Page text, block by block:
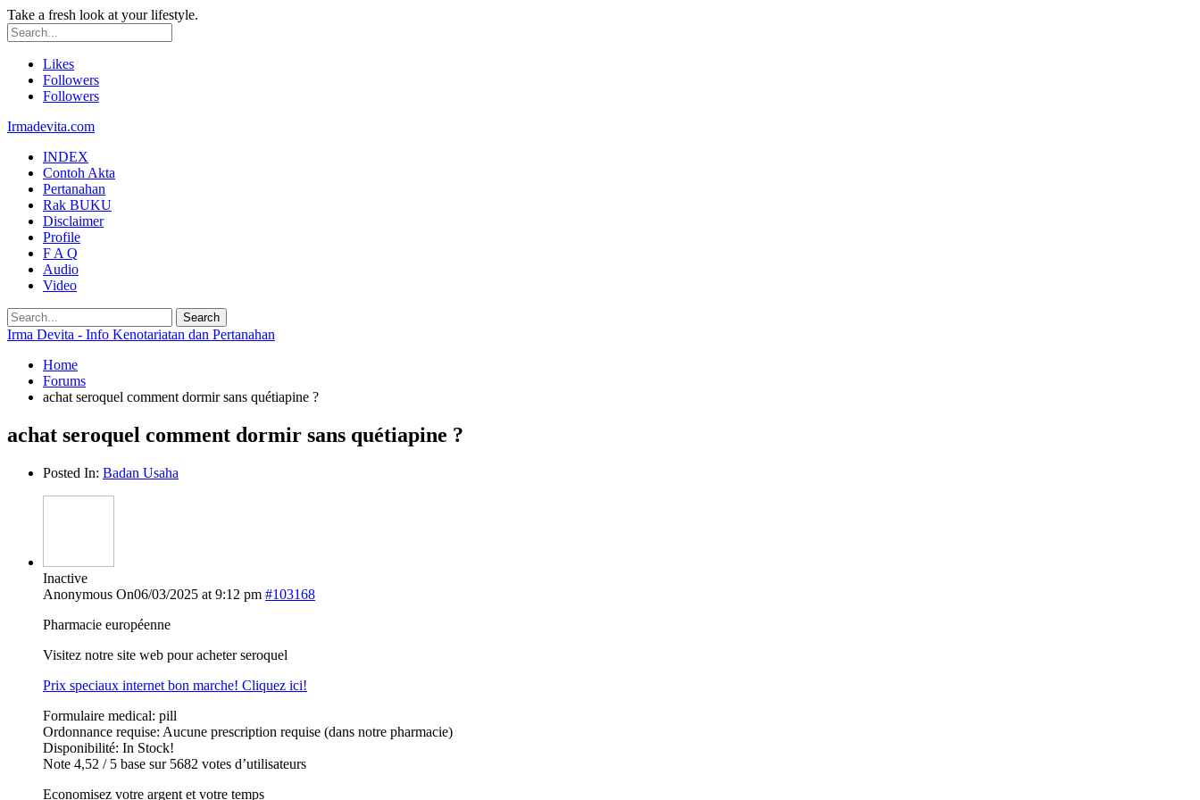
Take a fresh look at your lifestyle.
Likes
Followers
Followers
Irmadevita.com
INDEX
Contoh Akta
Pertanahan
Rak BUKU
Disclaimer
Profile
F A Q
Audio
Video
Irma Devita - Info Kenotariatan dan Pertanahan
Home
Forums
achat seroquel comment dormir sans quétiapine ?
achat seroquel comment dormir sans quétiapine ?
Posted In: Badan Usaha
Inactive
Anonymous On06/03/2025 at 9:12 pm #103168
Pharmacie européenne
Visitez notre site web pour acheter seroquel
Prix speciaux internet bon marche! Cliquez ici!
Formulaire medical: pill
Ordonnance requise: Aucune prescription requise (dans notre pharmacie)
Disponibilité: In Stock!
Note 4,52 / 5 base sur 5682 votes d’utilisateurs
Economisez votre argent et votre temps